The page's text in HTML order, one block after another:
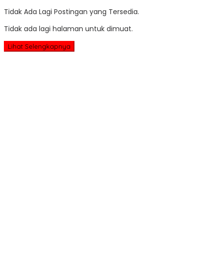
Tidak Ada Lagi Postingan yang Tersedia.
Tidak ada lagi halaman untuk dimuat.
Lihat Selengkapnya